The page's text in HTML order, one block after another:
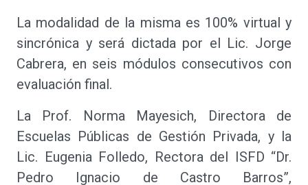
La modalidad de la misma es 100% virtual y
sincrónica y será dictada por el Lic. Jorge
Cabrera, en seis módulos consecutivos con
evaluación final.
La Prof. Norma Mayesich, Directora de
Escuelas Públicas de Gestión Privada, y la
Lic. Eugenia Folledo, Rectora del ISFD “Dr.
Pedro Ignacio de Castro Barros”,